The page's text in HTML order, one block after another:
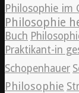
Philosophie im
Philosophie
Buch
Praktikant-in
Schopenhauer
Philosophie